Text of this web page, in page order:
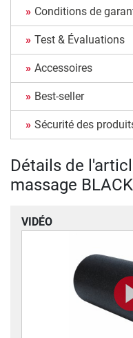
Conditions de
Test & Évaluations
Accessoires
Best-seller
Sécurité des
Détails de
massage
VIDÉO